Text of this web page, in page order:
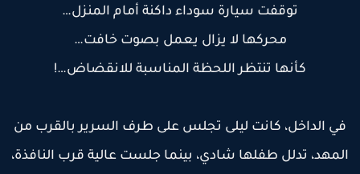
توقفت سيارة سوداء داكنة أمام المنزل…
محركها لا يزال يعمل بصوت خافت…
كأنها تنتظر اللحظة المناسبة للانقضاض…!
في الداخل، كانت ليلى تجلس على طرف السرير بالقرب من
تدلل طفلها شادي، بينما جلست عالية قرب النافذة،